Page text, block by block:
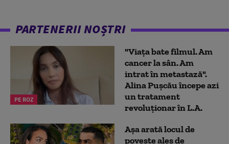
PARTENERII NOȘTRI
PE ROZ
"Viața bate filmul. Am
cancer la sân. Am
intrat în metastază".
Alina Pușcău începe azi
un tratament
revoluționar în L.A.
Așa arată locul de
poveste ales de